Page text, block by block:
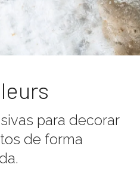
para decorar
de forma